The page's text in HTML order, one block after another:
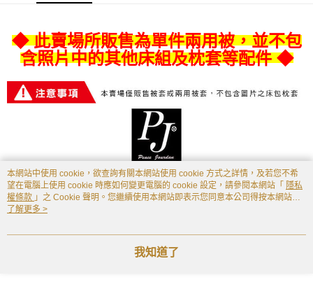
３．安心：先確認商品／服務後，再付款。
【「AFTEE先享後付」結帳流程】
１．於結帳方式選擇「AFTEE先享後付」後，將跳轉至「AFTEE先享後付」
結帳頁面，進行簡訊認證並確認金額後，即可完成結帳。
２．訂單成立數日內，您將收到繳費通知簡訊。
３．收到繳費通知簡訊後14天內，點擊此簡訊中的連結，可透過四大超商／
ATM／網路銀行／等多元方式進行付款，方視為交易完成。
※ 請注意：結帳手續完成當下不需立刻繳費，但若您需要取消訂單，請聯絡
購買商品的店家。未經商家同意取消之訂單仍視為有效，需透過AFTEE先享
※ 交易是否成功請以「AFTEE先享後付 」之結帳頁面顯示為準，若有關於
是否繳費成功／繳費後需取消欲退款等相關疑問，請聯繫「AFTEE先享後付
客戶支援中心」https://netprotections.freshdesk.com/support/home
【注意事項】
１．透過由恩沛科技股份有限公司提供之「AFTEE先享後付」服務完成之交
權轉讓予恩沛科技股份有限公司。
２．關於個人資料處理事宜，請瀏覽以下網址：
每筆NT$80
宅配-離島
◆ 此賣場所販售為單件兩用被，並不包
含照片中的其他床組及枕套等配件 ◆
本網站中使用 cookie，欲查詢有關本網站使用 cookie 方式之詳情，及若您不希
望在電腦上使用 cookie 時應如何變更電腦的 cookie 設定，請參閱本網站「 隱私
權條款 」之 Cookie 聲明。您繼續使用本網站即表示您同意本公司得按本網站使
用條款之 Cookie 聲明使用 cookie。
了解更多 >
我知道了